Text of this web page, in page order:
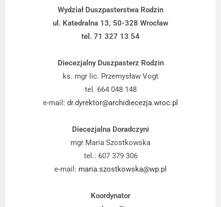
Wydział Duszpasterstwa Rodzin
ul. Katedralna 13, 50-328 Wrocław
tel. 71 327 13 54
Diecezjalny Duszpasterz Rodzin
ks. mgr lic. Przemysław Vogt
tel. 664 048 148
e-mail: dr.dyrektor@archidiecezja.wroc.pl
Diecezjalna Doradczyni
mgr Maria Szostkowska
tel.: 607 379 306
e-mail: maria.szostkowska@wp.pl
Koordynator